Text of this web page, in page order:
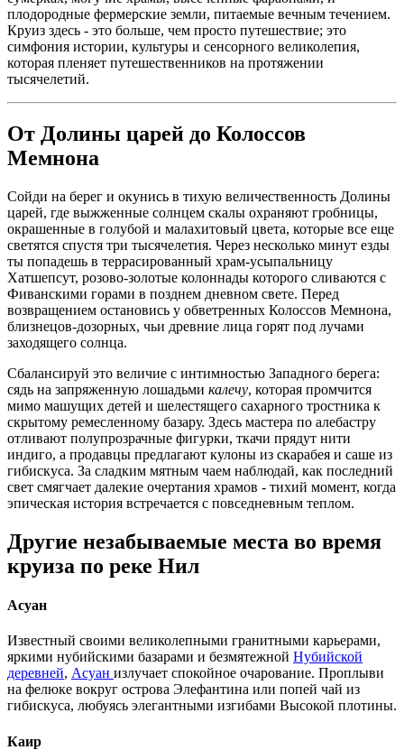
плодородные фермерские земли, питаемые вечным течением.
Круиз здесь - это больше, чем просто путешествие; это
симфония истории, культуры и сенсорного великолепия,
которая пленяет путешественников на протяжении
тысячелетий.
От Долины царей до Колоссов
Мемнона
Сойди на берег и окунись в тихую величественность Долины
царей, где выжженные солнцем скалы охраняют гробницы,
окрашенные в голубой и малахитовый цвета, которые все еще
светятся спустя три тысячелетия. Через несколько минут езды
ты попадешь в террасированный храм-усыпальницу
Хатшепсут, розово-золотые колоннады которого сливаются с
Фиванскими горами в позднем дневном свете. Перед
возвращением остановись у обветренных Колоссов Мемнона,
близнецов-дозорных, чьи древние лица горят под лучами
заходящего солнца.
Сбалансируй это величие с интимностью Западного берега:
сядь на запряженную лошадьми калечу, которая промчится
мимо машущих детей и шелестящего сахарного тростника к
скрытому ремесленному базару. Здесь мастера по алебастру
отливают полупрозрачные фигурки, ткачи прядут нити
индиго, а продавцы предлагают кулоны из скарабея и саше из
гибискуса. За сладким мятным чаем наблюдай, как последний
свет смягчает далекие очертания храмов - тихий момент, когда
эпическая история встречается с повседневным теплом.
Другие незабываемые места во время
круиза по реке Нил
Асуан
Известный своими великолепными гранитными карьерами,
яркими нубийскими базарами и безмятежной Нубийской
деревней, Асуан излучает спокойное очарование. Проплыви
на фелюке вокруг острова Элефантина или попей чай из
гибискуса, любуясь элегантными изгибами Высокой плотины.
Каир